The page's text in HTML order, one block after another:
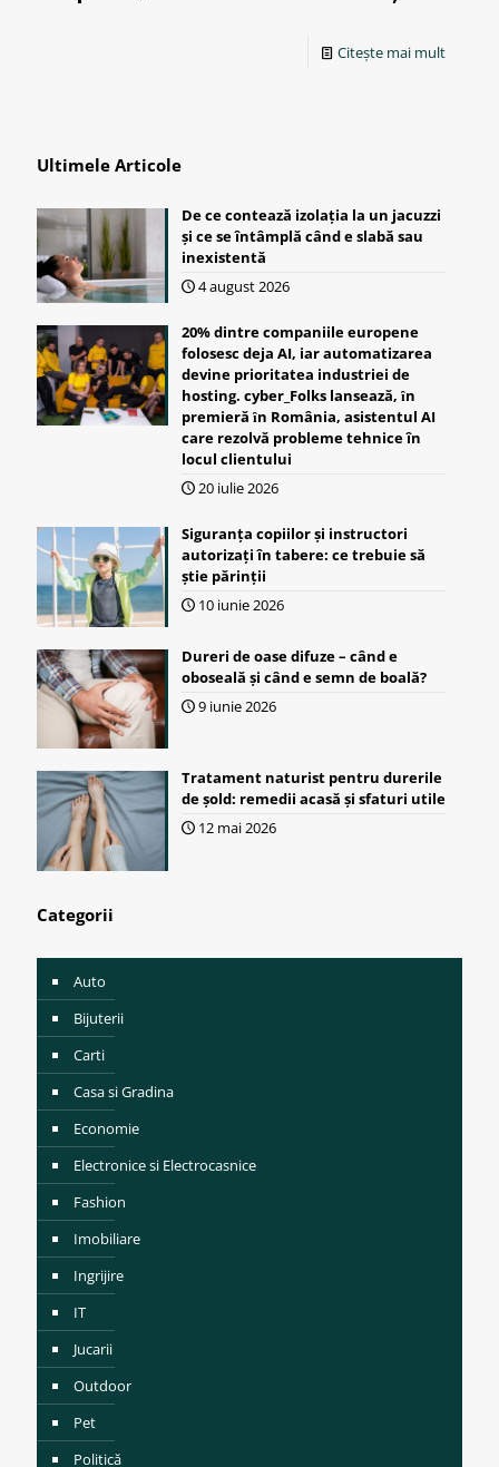
Citește mai mult
Ultimele Articole
De ce contează izolația la un jacuzzi
și ce se întâmplă când e slabă sau
inexistentă
4 august 2026
20% dintre companiile europene
folosesc deja AI, iar automatizarea
devine prioritatea industriei de
hosting. cyber_Folks lansează, ȋn
premieră ȋn România, asistentul AI
care rezolvă probleme tehnice în
locul clientului
20 iulie 2026
Siguranța copiilor și instructori
autorizați în tabere: ce trebuie să
știe părinții
10 iunie 2026
Dureri de oase difuze – când e
oboseală și când e semn de boală?
9 iunie 2026
Tratament naturist pentru durerile
de șold: remedii acasă și sfaturi utile
12 mai 2026
Categorii
Auto
Bijuterii
Carti
Casa si Gradina
Economie
Electronice si Electrocasnice
Fashion
Imobiliare
Ingrijire
IT
Jucarii
Outdoor
Pet
Politică